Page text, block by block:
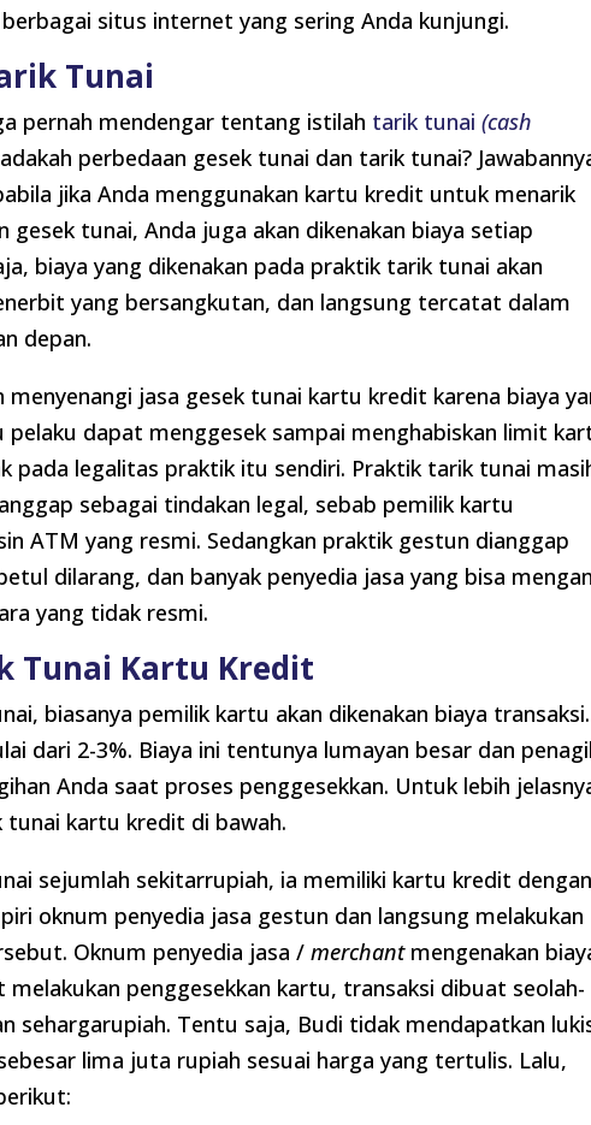
situs internet yang sering Anda kunjungi.
Tunai
pernah mendengar tentang istilah tarik tunai(cash
perbedaan gesek tunai dan tarik tunai?
jika Anda menggunakan kartu kredit untuk menarik
gesek tunai, Anda juga akan dikenakan biaya setiap
biaya yang dikenakan pada praktik tarik tunai akan
yang bersangkutan, dan langsung tercatat dalam
depan.
jasa gesek tunai kartu kredit karena biaya
pelaku dapat menggesek sampai menghabiskan limit
pada legalitas praktik itu sendiri. Praktik tarik tunai
sebagai tindakan legal, sebab pemilik kartu
ATM yang resmi. Sedangkan praktik gestun dianggap
dilarang, dan banyak penyedia jasa yang bisa
yang tidak resmi.
Tunai Kartu Kredit
biasanya pemilik kartu akan dikenakan biaya transaksi.
dari 2-3%. Biaya ini tentunya lumayan besar dan
Anda saat proses penggesekkan. Untuk lebih
kartu kredit di bawah.
sejumlah sekitarrupiah, ia memiliki kartu kredit dengan
oknum penyedia jasa gestun dan langsung melakukan
Oknum penyedia jasa /merchant mengenakan
melakukan penggesekkan kartu, transaksi dibuat seolah-
sehargarupiah. Tentu saja, Budi tidak mendapatkan
lima juta rupiah sesuai harga yang tertulis. Lalu,